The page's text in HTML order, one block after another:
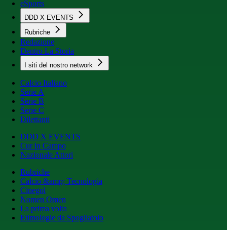
eSports
DDD X EVENTS
Rubriche
Redazione
Dentro La Storia
I siti del nostro network
Calcio Italiano
Serie A
Serie B
Serie C
Dilettanti
DDD X EVENTS
Cur in Campo
Nazionale Attori
Rubriche
Calcio &amp; Tecnologia
Cinegol
Nomen Omen
La prima volta
Etimologie da Spogliatoio